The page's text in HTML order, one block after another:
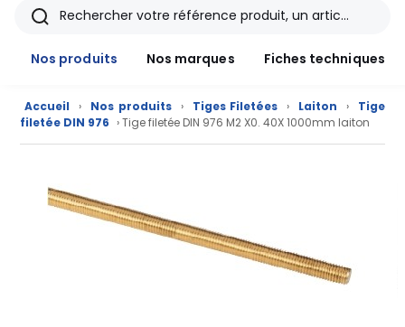
Rechercher
Nos produits
Nos marques Fiches techniques
Accueil › Nos produits › Tiges Filetées › Laiton ›
Tige
filetée DIN 976 › Tige filetée DIN 976 M2 X0. 40X 1000mm laiton